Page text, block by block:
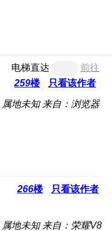
电梯直达
前往
259楼 只看该作者
属地未知 来自：浏览器
266楼 只看该作者
属地未知 来自：荣耀V8